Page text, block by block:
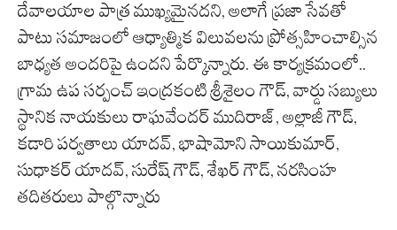
దేవాలయాల పాత్ర ముఖ్యమైనదని, అలాగే ప్రజా సేవతో
పాటు సమాజంలో ఆధ్యాత్మిక విలువలను ప్రోత్సహించాల్సిన
బాధ్యత అందరిపై ఉందని పేర్కొన్నారు. ఈ కార్యక్రమంలో..
గ్రామ ఉప సర్పంచ్ ఇంద్రకంటి శ్రీశైలం గౌడ్, వార్డు సబ్యులు
స్థానిక నాయకులు రాఘవేందర్ ముదిరాజ్, అల్లాజీ గౌడ్,
కడారి పర్వతాలు యాదవ్, భాషామోని సాయికుమార్,
సుధాకర్ యాదవ్, సురేష్ గౌడ్, శేఖర్ గౌడ్, నరసింహ
తదితరులు పాల్గొన్నారు